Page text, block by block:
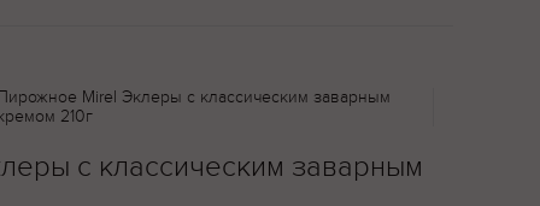
Mirel Эклеры с классическим заварным
210г
с классическим заварным